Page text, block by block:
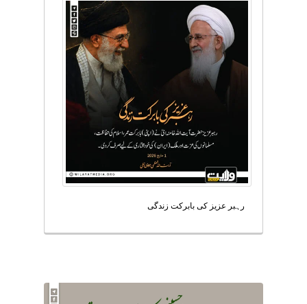
رہبر عزیز کی بابرکت زندگی